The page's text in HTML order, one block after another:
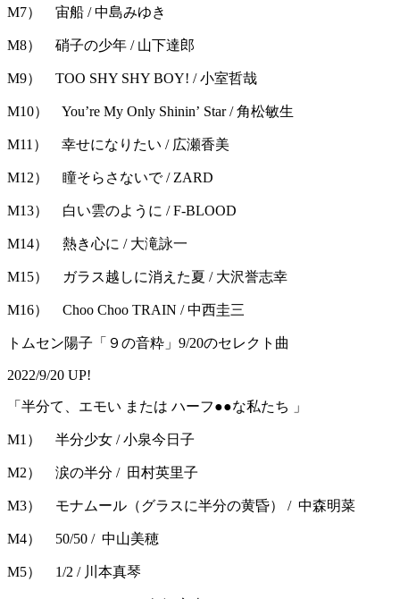
M7） 宙船 / 中島みゆき
M8） 硝子の少年 / 山下達郎
M9） TOO SHY SHY BOY! / 小室哲哉
M10） You’re My Only Shinin’ Star / 角松敏生
M11） 幸せになりたい / 広瀬香美
M12） 瞳そらさないで / ZARD
M13） 白い雲のように / F-BLOOD
M14） 熱き心に / 大滝詠一
M15） ガラス越しに消えた夏 / 大沢誉志幸
M16） Choo Choo TRAIN / 中西圭三
トムセン陽子「９の音粋」9/20のセレクト曲
2022/9/20 UP!
「半分て、エモい または ハーフ●●な私たち 」
M1） 半分少女 / 小泉今日子
M2） 涙の半分 / 田村英里子
M3） モナムール（グラスに半分の黄昏） / 中森明菜
M4） 50/50 / 中山美穂
M5） 1/2 / 川本真琴